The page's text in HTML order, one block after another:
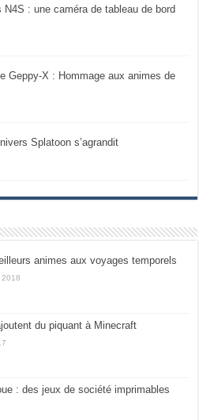
N4S : une caméra de tableau de bord
Geppy-X : Hommage aux animes de
Splatoon s’agrandit
animes aux voyages temporels
2018
du piquant à Minecraft
: des jeux de société imprimables